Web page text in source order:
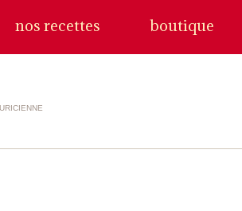
nos recettes boutique